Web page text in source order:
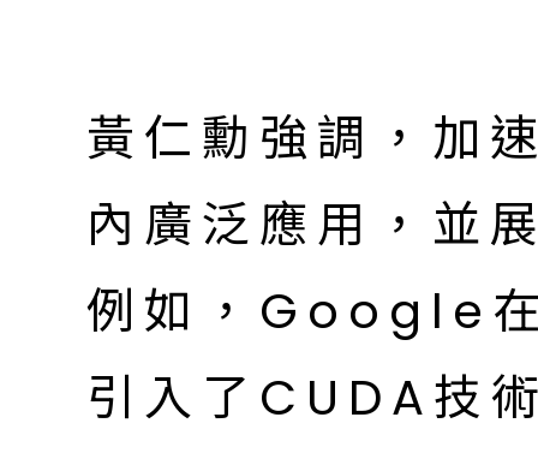
黃仁勳強調，加
內廣泛應用，並
例如，Google
引入了CUDA技